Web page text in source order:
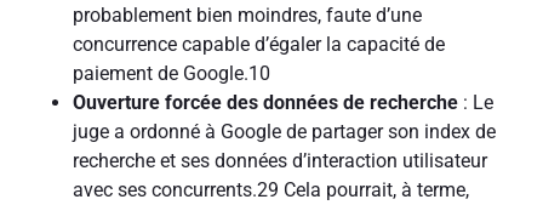
probablement bien moindres, faute d’une
concurrence capable d’égaler la capacité de
paiement de Google.10
Ouverture forcée des données de recherche : Le
juge a ordonné à Google de partager son index de
recherche et ses données d’interaction utilisateur
avec ses concurrents.29 Cela pourrait, à terme,